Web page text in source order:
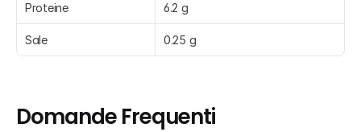
Proteine 6.2 g
Sale 0.25 g
Domande Frequenti